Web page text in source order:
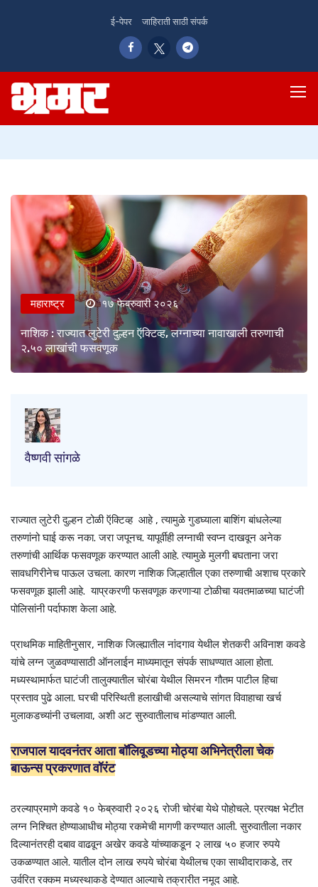
ई-पेपर जाहिराती साठी संपर्क
महाराष्ट्र १७ फेब्रुवारी २०२६
नाशिक : राज्यात लुटेरी दुल्हन ऍक्टिव्ह, लग्नाच्या नावाखाली तरुणाची
२.५० लाखांची फसवणूक
वैष्णवी सांगळे
राज्यात लुटेरी दुल्हन टोळी ऍक्टिव्ह आहे , त्यामुळे गुडघ्याला बाशिंग बांधलेल्या
तरुणांनो घाई करू नका. जरा जपूनच. यापूर्वीही लग्नाची स्वप्न दाखवून अनेक
तरुणांची आर्थिक फसवणूक करण्यात आली आहे. त्यामुळे मुलगी बघताना जरा
सावधगिरीनेच पाऊल उचला. कारण नाशिक जिल्हातील एका तरुणाची अशाच प्रकारे
फसवणूक झाली आहे. याप्रकरणी फसवणूक करणाऱ्या टोळीचा यवतमाळच्या घाटंजी
पोलिसांनी पर्दाफाश केला आहे.
प्राथमिक माहितीनुसार, नाशिक जिल्ह्यातील नांदगाव येथील शेतकरी अविनाश कवडे
यांचे लग्न जुळवण्यासाठी ऑनलाईन माध्यमातून संपर्क साधण्यात आला होता.
मध्यस्थामार्फत घाटंजी तालुक्यातील चोरंबा येथील सिमरन गौतम पाटील हिचा
प्रस्ताव पुढे आला. घरची परिस्थिती हलाखीची असल्याचे सांगत विवाहाचा खर्च
मुलाकडच्यांनी उचलावा, अशी अट सुरुवातीलाच मांडण्यात आली.
राजपाल यादवनंतर आता बॉलिवूडच्या मोठ्या अभिनेत्रीला चेक
बाऊन्स प्रकरणात वॉरंट
ठरल्याप्रमाणे कवडे १० फेब्रुवारी २०२६ रोजी चोरंबा येथे पोहोचले. प्रत्यक्ष भेटीत
लग्न निश्चित होण्याआधीच मोठ्या रकमेची मागणी करण्यात आली. सुरुवातीला नकार
दिल्यानंतरही दबाव वाढवून अखेर कवडे यांच्याकडून २ लाख ५० हजार रुपये
उकळण्यात आले. यातील दोन लाख रुपये चोरंबा येथीलच एका साथीदाराकडे, तर
उर्वरित रक्कम मध्यस्थाकडे देण्यात आल्याचे तक्रारीत नमूद आहे.